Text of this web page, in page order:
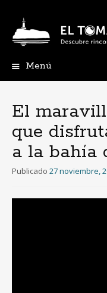
Menú
El
que
a la bahía
Publicado 27 noviembre,